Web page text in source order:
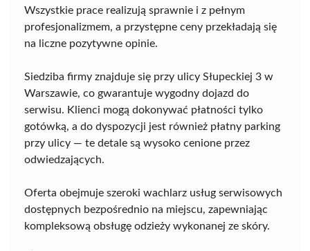
Wszystkie prace realizują sprawnie i z pełnym
profesjonalizmem, a przystępne ceny przekładają się
na liczne pozytywne opinie.
Siedziba firmy znajduje się przy ulicy Słupeckiej 3 w
Warszawie, co gwarantuje wygodny dojazd do
serwisu. Klienci mogą dokonywać płatności tylko
gotówką, a do dyspozycji jest również płatny parking
przy ulicy — te detale są wysoko cenione przez
odwiedzających.
Oferta obejmuje szeroki wachlarz usług serwisowych
dostępnych bezpośrednio na miejscu, zapewniając
kompleksową obsługę odzieży wykonanej ze skóry.